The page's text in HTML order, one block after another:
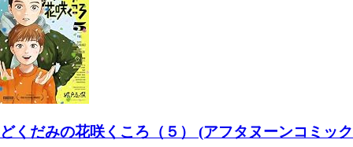
どくだみの花咲くころ（５） (アフタヌーンコミック